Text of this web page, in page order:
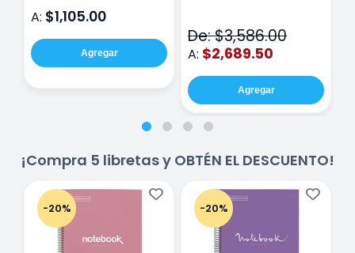
A: $1,105.00
Agregar
De: $3,586.00
A: $2,689.50
Agregar
¡Compra 5 libretas y OBTÉN EL DESCUENTO!
-20% -20%